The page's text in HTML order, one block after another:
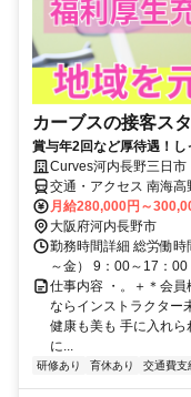
カーブスの接客ス
賞与年2回など厚待遇！し
Curves河内長野三日市
交通・アクセス 南海
月給280,000円～
大阪府河内長野市
勤務時間詳細 総労働
～金） 9：00～17：00
仕事内容 ・。＋＊会
ならインストラクター
健康も美も 手に入れ
に...
研修あり 育休あり 交通費支